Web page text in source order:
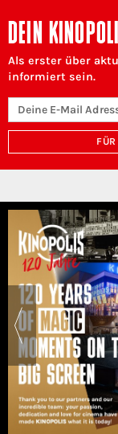
DEIN
Als erster über
informiert sein.